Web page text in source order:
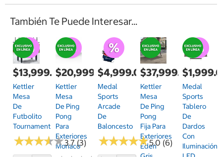
También Te Puede Interesar...
$13,999.00
Kettler
Mesa
De
Futbolito
Tournament
★★★★★
★★★★★3.7 (3)
$20,999.00
Kettler
Mesa
De Ping
Pong
Para
Exteriores
Monaco
$4,999.00
Medal
Sports
Arcade
De
Baloncesto
★★★★★
★★★★★5.0 (6)
$37,999.00
Kettler
Mesa
De Ping
Pong
Fija Para
Exteriores
Eden
Medal
Sports
Tablero
De
Dardos
Con
Iluminación